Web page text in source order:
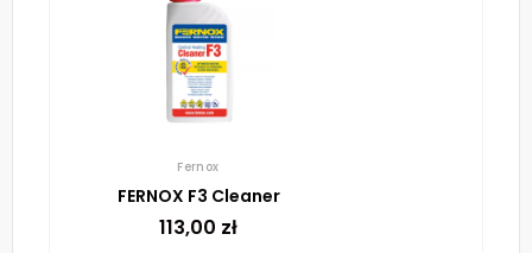
Fernox
FERNOX F3 Cleaner
113,00 zł